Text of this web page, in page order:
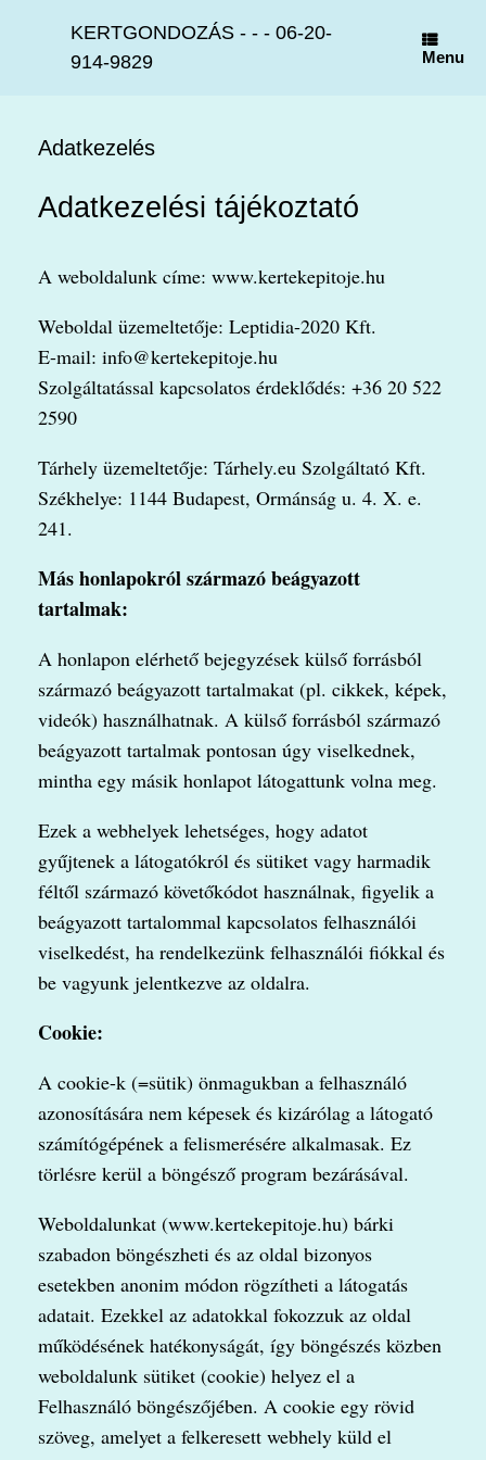
KERTGONDOZÁS - - - 06-20-
914-9829
Menu
Adatkezelés
Adatkezelési tájékoztató
A weboldalunk címe: www.kertekepitoje.hu
Weboldal üzemeltetője: Leptidia-2020 Kft.
E-mail: info@kertekepitoje.hu
Szolgáltatással kapcsolatos érdeklődés: +36 20 522
2590
Tárhely üzemeltetője: Tárhely.eu Szolgáltató Kft.
Székhelye: 1144 Budapest, Ormánság u. 4. X. e.
241.
Más honlapokról származó beágyazott
tartalmak:
A honlapon elérhető bejegyzések külső forrásból
származó beágyazott tartalmakat (pl. cikkek, képek,
videók) használhatnak. A külső forrásból származó
beágyazott tartalmak pontosan úgy viselkednek,
mintha egy másik honlapot látogattunk volna meg.
Ezek a webhelyek lehetséges, hogy adatot
gyűjtenek a látogatókról és sütiket vagy harmadik
féltől származó követőkódot használnak, figyelik a
beágyazott tartalommal kapcsolatos felhasználói
viselkedést, ha rendelkezünk felhasználói fiókkal és
be vagyunk jelentkezve az oldalra.
Cookie:
A cookie-k (=sütik) önmagukban a felhasználó
azonosítására nem képesek és kizárólag a látogató
számítógépének a felismerésére alkalmasak. Ez
törlésre kerül a böngésző program bezárásával.
Weboldalunkat (www.kertekepitoje.hu) bárki
szabadon böngészheti és az oldal bizonyos
esetekben anonim módon rögzítheti a látogatás
adatait. Ezekkel az adatokkal fokozzuk az oldal
működésének hatékonyságát, így böngészés közben
weboldalunk sütiket (cookie) helyez el a
Felhasználó böngészőjében. A cookie egy rövid
szöveg, amelyet a felkeresett webhely küld el